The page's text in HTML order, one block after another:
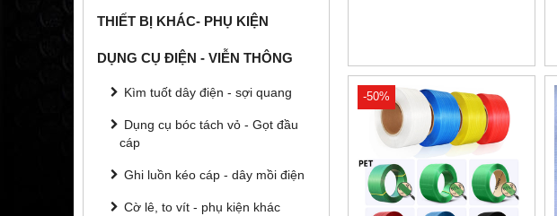
THIẾT BỊ KHÁC- PHỤ KIỆN
DỤNG CỤ ĐIỆN - VIỄN THÔNG
Kìm tuốt dây điện - sợi quang
Dụng cụ bóc tách vỏ - Gọt đầu
cáp
Ghi luồn kéo cáp - dây mồi điện
Cờ lê, to vít - phụ kiện khác
-50%